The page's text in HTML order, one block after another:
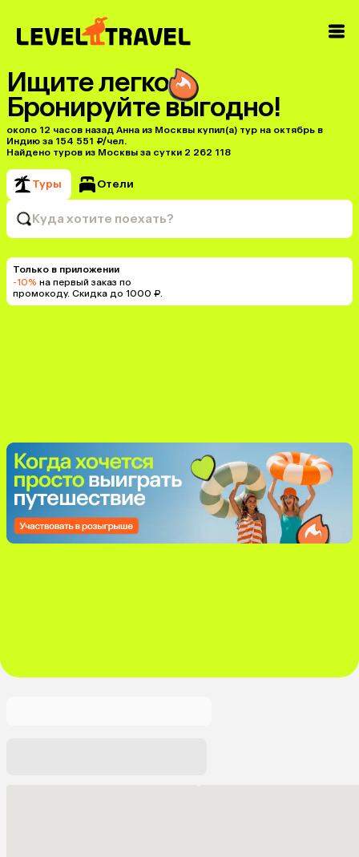
Ищите легко
Бронируйте выгодно!
около 12 часов назад Анна из Москвы купил(a) тур на октябрь в
Индию за 154 551 ₽/чел.
Найдено туров из Москвы за сутки 2 262 118
Туры Отели
Куда хотите поехать?
Только в приложении
-10% на первый заказ по
промокоду. Скидка до 1000 ₽.